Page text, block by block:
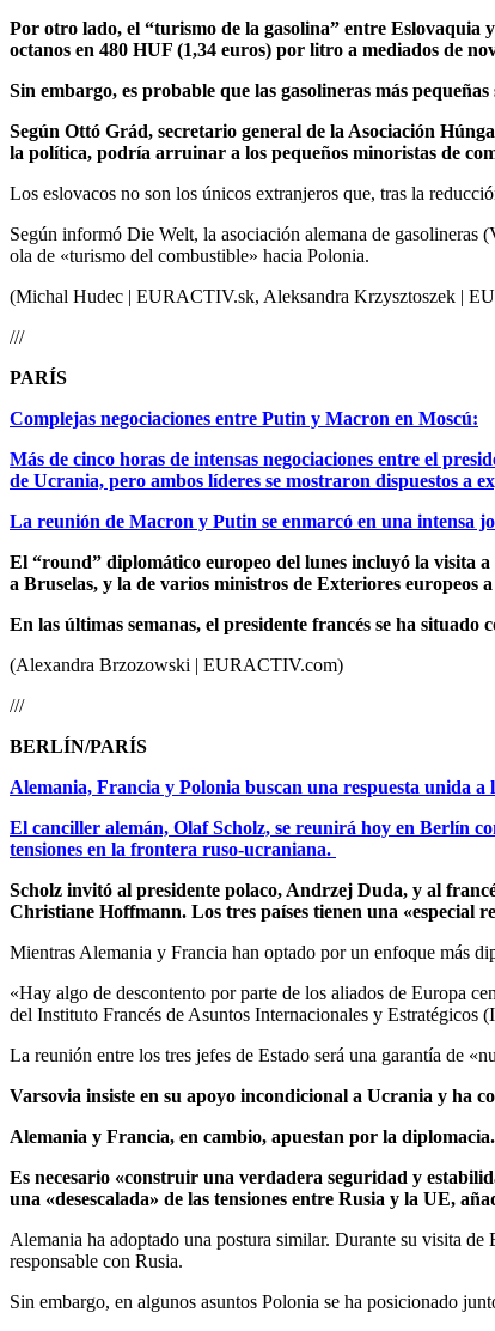
Por otro lado, el “turismo de la gasolina” entre
octanos en 480 HUF (1,34 euros) por litro a mediados de
Sin embargo, es probable que las gasolineras más
Según Ottó Grád, secretario general de la Asociación
la política, podría arruinar a los pequeños minoristas de
Los eslovacos no son los únicos extranjeros que, tras la
Según informó Die Welt, la asociación alemana de gasolineras
ola de «turismo del combustible» hacia Polonia.
(Michal Hudec | EURACTIV.sk, Aleksandra Krzysztoszek |
///
PARÍS
Complejas negociaciones entre Putin y Macron en Moscú:
Más de cinco horas de intensas negociaciones entre el
de Ucrania, pero ambos líderes se mostraron dispuestos a
La reunión de Macron y Putin se enmarcó en una intensa
El “round” diplomático europeo del lunes incluyó la visita
a Bruselas, y la de varios ministros de Exteriores europeos
En las últimas semanas, el presidente francés se ha
(Alexandra Brzozowski | EURACTIV.com)
///
BERLÍN/PARÍS
Alemania, Francia y Polonia buscan una respuesta unida a
El canciller alemán, Olaf Scholz, se reunirá hoy en Berlín
tensiones en la frontera ruso-ucraniana.
Scholz invitó al presidente polaco, Andrzej Duda, y al
Christiane Hoffmann. Los tres países tienen una «especial
Mientras Alemania y Francia han optado por un enfoque más
«Hay algo de descontento por parte de los aliados de Europa
del Instituto Francés de Asuntos Internacionales y Estratégicos
La reunión entre los tres jefes de Estado será una garantía de
Varsovia insiste en su apoyo incondicional a Ucrania y ha
Alemania y Francia, en cambio, apuestan por la diplomacia.
Es necesario «construir una verdadera seguridad y
una «desescalada» de las tensiones entre Rusia y la UE,
Alemania ha adoptado una postura similar. Durante su visita
responsable con Rusia.
Sin embargo, en algunos asuntos Polonia se ha posicionado